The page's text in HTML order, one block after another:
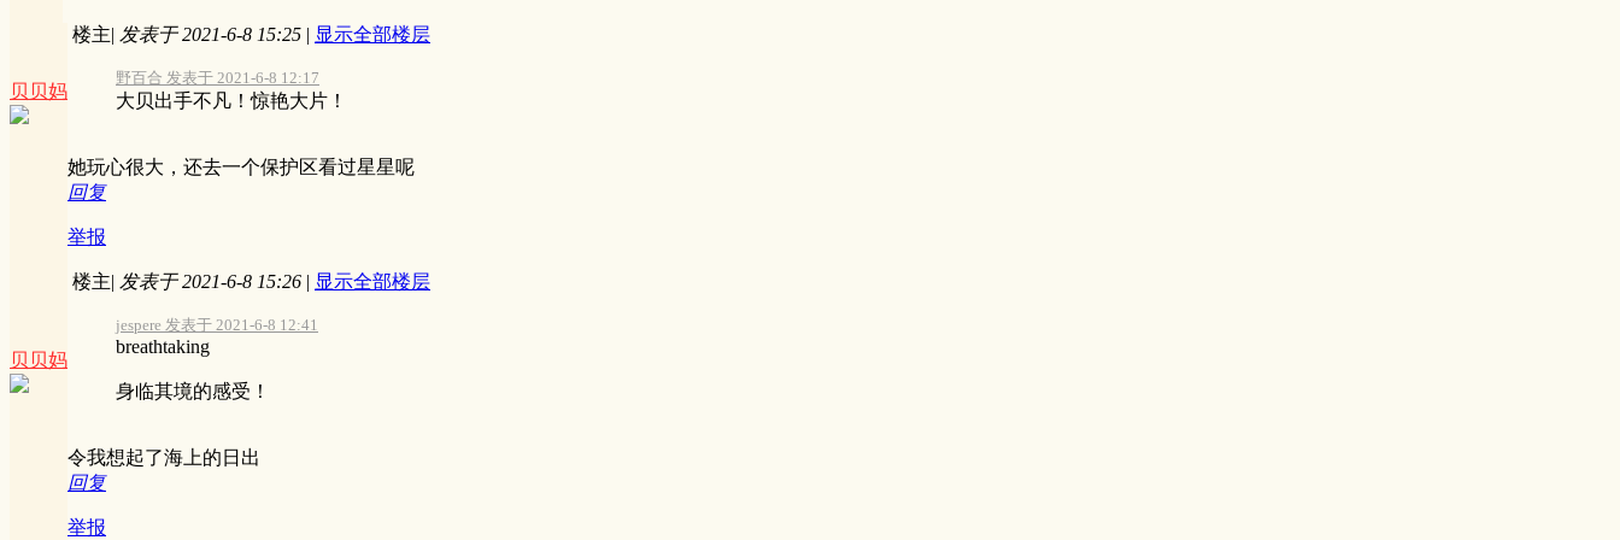
贝贝妈
楼主| 发表于 2021-6-8 15:25 | 显示全部楼层
野百合 发表于 2021-6-8 12:17
大贝出手不凡！惊艳大片！
她玩心很大，还去一个保护区看过星星呢
回复
举报
贝贝妈
楼主| 发表于 2021-6-8 15:26 | 显示全部楼层
jespere 发表于 2021-6-8 12:41
breathtaking
身临其境的感受！
令我想起了海上的日出
回复
举报